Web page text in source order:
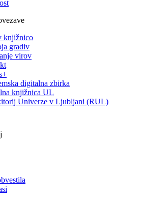
knjižnico
gradiv
virov
digitalna zbirka
knjižnica UL
Univerze v Ljubljani (RUL)